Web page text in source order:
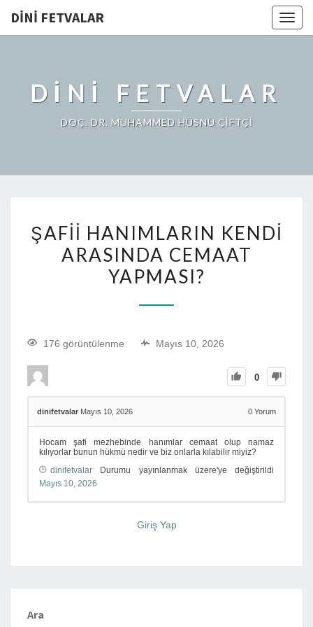
DINI FETVALAR
DINI FETVALAR
DOÇ. DR. MUHAMMED HÜSNÜ ÇİFTÇİ
ŞAFII HANIMLARIN KENDI
ARASINDA CEMAAT
YAPMASI?
176 görüntülenme Mayıs 10, 2026
0
dinifetvalar Mayıs 10, 2026 0 Yorum
Hocam şafi mezhebinde hanımlar cemaat olup namaz
kılıyorlar bunun hükmü nedir ve biz onlarla kılabilir miyiz?
dinifetvalar Durumu yayınlanmak üzere'ye değiştirildi
Mayıs 10, 2026
Giriş Yap
Ara